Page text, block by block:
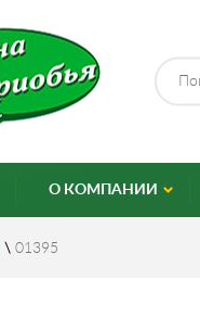
О КОМПАНИИ
\ 01395